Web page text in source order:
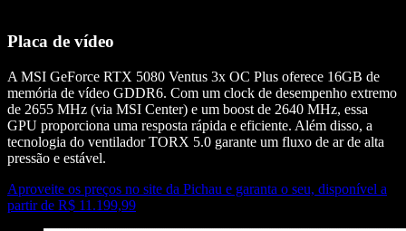
Placa de vídeo
A MSI GeForce RTX 5080 Ventus 3x OC Plus oferece 16GB de
memória de vídeo GDDR6. Com um clock de desempenho extremo
de 2655 MHz (via MSI Center) e um boost de 2640 MHz, essa
GPU proporciona uma resposta rápida e eficiente. Além disso, a
tecnologia do ventilador TORX 5.0 garante um fluxo de ar de alta
pressão e estável.
Aproveite os preços no site da Pichau e garanta o seu, disponível a
partir de R$ 11.199,99